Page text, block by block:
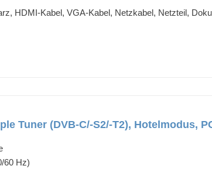
HDMI-Kabel, VGA-Kabel, Netzkabel, Netzteil,
Tuner (DVB-C/-S2/-T2), Hotelmodus,
60 Hz)